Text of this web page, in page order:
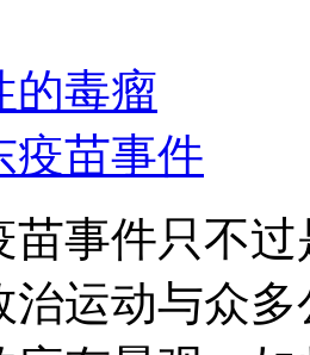
的毒瘤
苗事件
苗事件只不
治运动与众